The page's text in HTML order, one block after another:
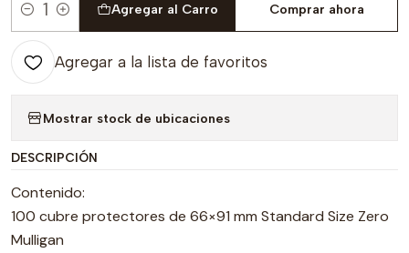
Cantidad
Agregar al Carro Comprar ahora
Agregar a la lista de favoritos
Mostrar stock de ubicaciones
DESCRIPCIÓN
Contenido:
100 cubre protectores de 66×91 mm Standard Size Zero
Mulligan